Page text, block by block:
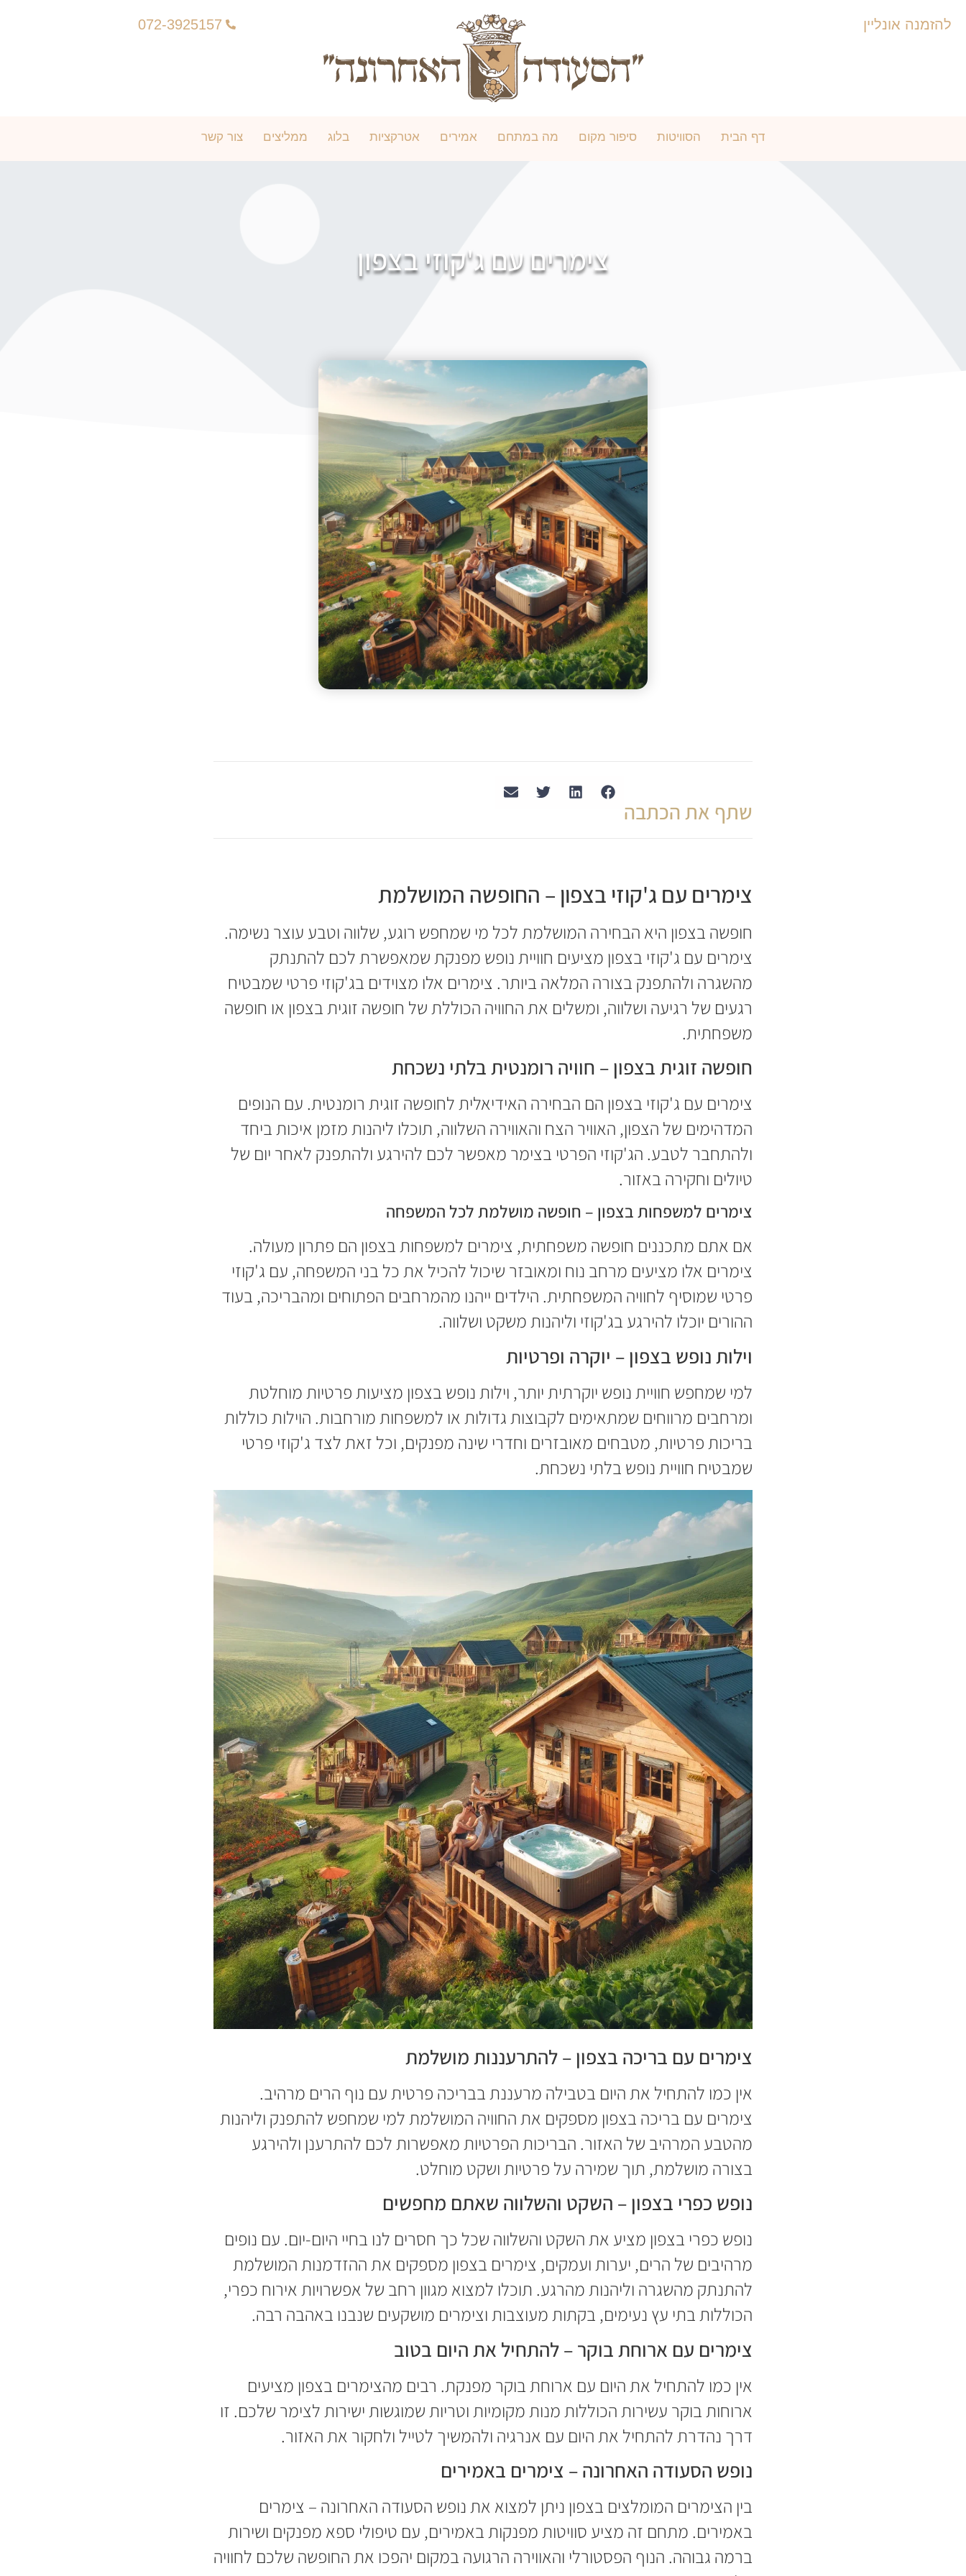
להזמנה אונליין 072-3925157
דף הבית הסוויטות סיפור מקום מה במתחם אמירים אטרקציות בלוג ממליצים צור קשר
צימרים עם ג'קוזי בצפון
שתף את הכתבה
צימרים עם ג'קוזי בצפון – החופשה המושלמת
חופשה בצפון היא הבחירה המושלמת לכל מי שמחפש רוגע, שלווה וטבע עוצר נשימה.
צימרים עם ג'קוזי בצפון מציעים חוויית נופש מפנקת שמאפשרת לכם להתנתק
מהשגרה ולהתפנק בצורה המלאה ביותר. צימרים אלו מצוידים בג'קוזי פרטי שמבטיח
רגעים של רגיעה ושלווה, ומשלים את החוויה הכוללת של חופשה זוגית בצפון או חופשה
משפחתית.
חופשה זוגית בצפון – חוויה רומנטית בלתי נשכחת
צימרים עם ג'קוזי בצפון הם הבחירה האידיאלית לחופשה זוגית רומנטית. עם הנופים
המדהימים של הצפון, האוויר הצח והאווירה השלווה, תוכלו ליהנות מזמן איכות ביחד
ולהתחבר לטבע. הג'קוזי הפרטי בצימר מאפשר לכם להירגע ולהתפנק לאחר יום של
טיולים וחקירה באזור.
צימרים למשפחות בצפון – חופשה מושלמת לכל המשפחה
אם אתם מתכננים חופשה משפחתית, צימרים למשפחות בצפון הם פתרון מעולה.
צימרים אלו מציעים מרחב נוח ומאובזר שיכול להכיל את כל בני המשפחה, עם ג'קוזי
פרטי שמוסיף לחוויה המשפחתית. הילדים ייהנו מהמרחבים הפתוחים ומהבריכה, בעוד
ההורים יוכלו להירגע בג'קוזי וליהנות משקט ושלווה.
וילות נופש בצפון – יוקרה ופרטיות
למי שמחפש חוויית נופש יוקרתית יותר, וילות נופש בצפון מציעות פרטיות מוחלטת
ומרחבים מרווחים שמתאימים לקבוצות גדולות או למשפחות מורחבות. הוילות כוללות
בריכות פרטיות, מטבחים מאובזרים וחדרי שינה מפנקים, וכל זאת לצד ג'קוזי פרטי
שמבטיח חוויית נופש בלתי נשכחת.
צימרים עם בריכה בצפון – להתרעננות מושלמת
אין כמו להתחיל את היום בטבילה מרעננת בבריכה פרטית עם נוף הרים מרהיב.
צימרים עם בריכה בצפון מספקים את החוויה המושלמת למי שמחפש להתפנק וליהנות
מהטבע המרהיב של האזור. הבריכות הפרטיות מאפשרות לכם להתרענן ולהירגע
בצורה מושלמת, תוך שמירה על פרטיות ושקט מוחלט.
נופש כפרי בצפון – השקט והשלווה שאתם מחפשים
נופש כפרי בצפון מציע את השקט והשלווה שכל כך חסרים לנו בחיי היום-יום. עם נופים
מרהיבים של הרים, יערות ועמקים, צימרים בצפון מספקים את ההזדמנות המושלמת
להתנתק מהשגרה וליהנות מהרגע. תוכלו למצוא מגוון רחב של אפשרויות אירוח כפרי,
הכוללות בתי עץ נעימים, בקתות מעוצבות וצימרים מושקעים שנבנו באהבה רבה.
צימרים עם ארוחת בוקר – להתחיל את היום בטוב
אין כמו להתחיל את היום עם ארוחת בוקר מפנקת. רבים מהצימרים בצפון מציעים
ארוחות בוקר עשירות הכוללות מנות מקומיות וטריות שמוגשות ישירות לצימר שלכם. זו
דרך נהדרת להתחיל את היום עם אנרגיה ולהמשיך לטייל ולחקור את האזור.
נופש הסעודה האחרונה – צימרים באמירים
בין הצימרים המומלצים בצפון ניתן למצוא את נופש הסעודה האחרונה – צימרים
באמירים. מתחם זה מציע סוויטות מפנקות באמירים, עם טיפולי ספא מפנקים ושירות
ברמה גבוהה. הנוף הפסטורלי והאווירה הרגועה במקום יהפכו את החופשה שלכם לחוויה